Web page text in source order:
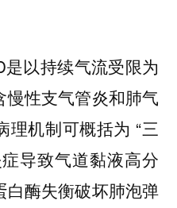
以持续气流受限为
性支气管炎和肺气
理机制可概括为 “三
导致气道黏液高分
酶失衡破坏肺泡弹